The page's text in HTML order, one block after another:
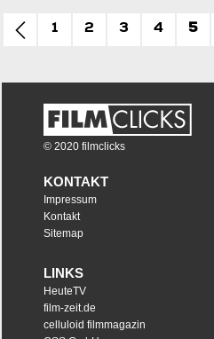
1 2 3 4 5
© 2020 filmclicks
KONTAKT
Impressum
Kontakt
Sitemap
LINKS
HeuteTV
film-zeit.de
celluloid filmmagazin